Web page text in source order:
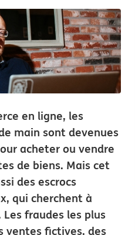
en ligne, les
main sont devenues
acheter ou vendre
de biens. Mais cet
des escrocs
qui cherchent à
fraudes les plus
ventes fictives, des